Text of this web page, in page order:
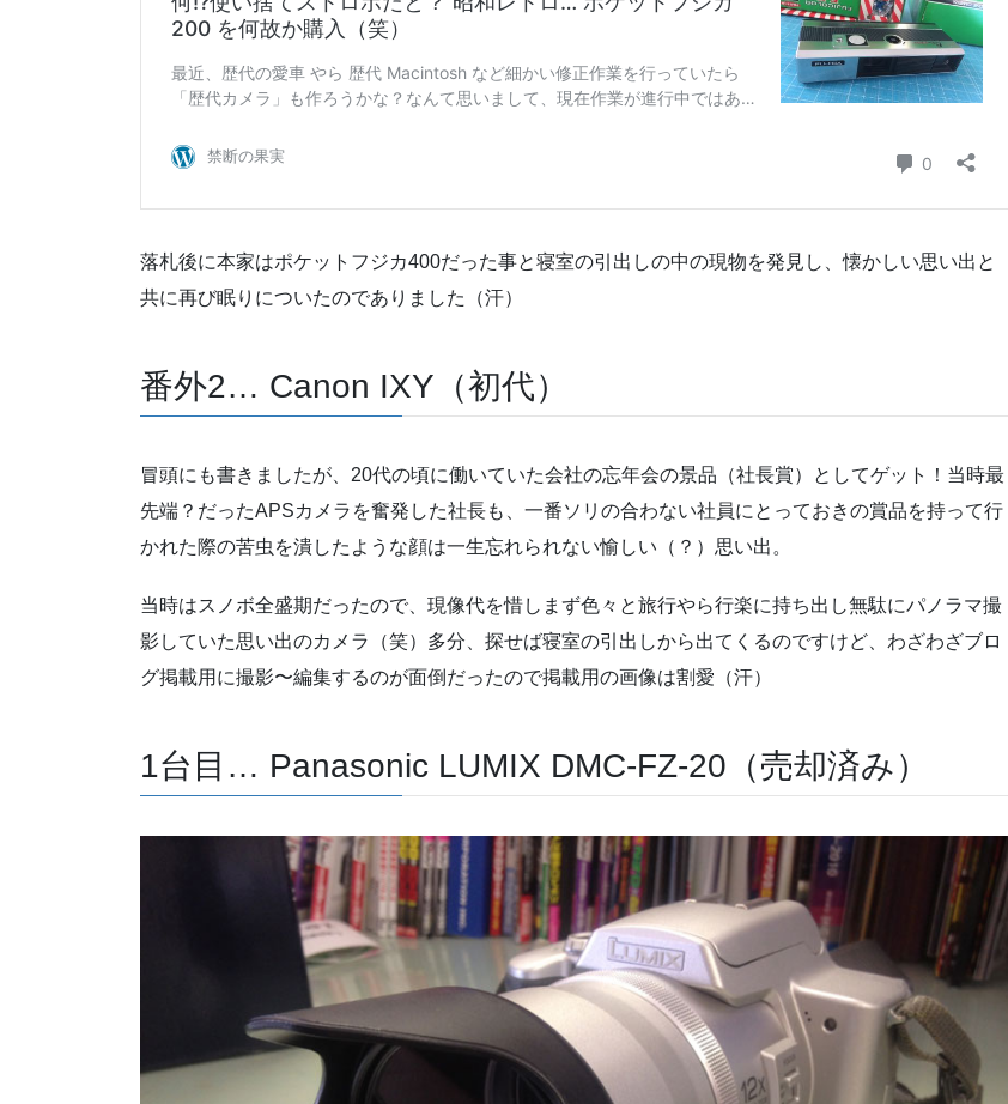
落札後に本家はポケットフジカ400だった事と寝室の引出しの中の現物を発見し、懐かしい思い出と
共に再び眠りについたのでありました（汗）
番外2… Canon IXY（初代）
冒頭にも書きましたが、20代の頃に働いていた会社の忘年会の景品（社長賞）としてゲット！当時最
先端？だったAPSカメラを奮発した社長も、一番ソリの合わない社員にとっておきの賞品を持って行
かれた際の苦虫を潰したような顔は一生忘れられない愉しい（？）思い出。
当時はスノボ全盛期だったので、現像代を惜しまず色々と旅行やら行楽に持ち出し無駄にパノラマ撮
影していた思い出のカメラ（笑）多分、探せば寝室の引出しから出てくるのですけど、わざわざブロ
グ掲載用に撮影〜編集するのが面倒だったので掲載用の画像は割愛（汗）
1台目… Panasonic LUMIX DMC-FZ-20（売却済み）